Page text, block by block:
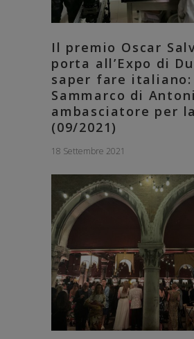
Il premio Oscar
porta all’Expo di
saper fare italiano:
Sammarco di
ambasciatore per
(09/2021)
18 Settembre 2021